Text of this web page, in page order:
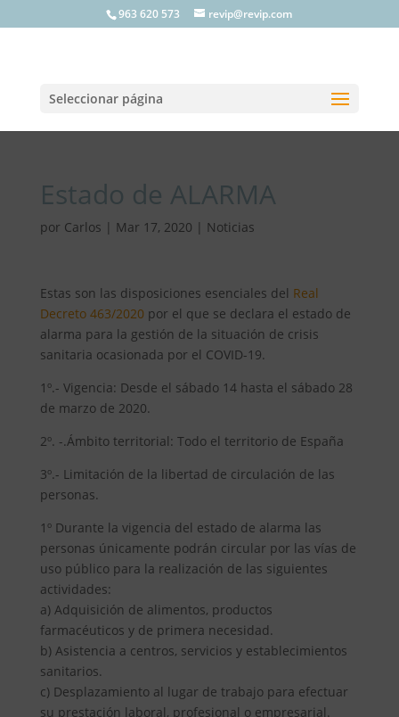
963 620 573 revip@revip.com
Seleccionar página
Estado de ALARMA
por Carlos | Mar 17, 2020 | Noticias
Estas son las disposiciones esenciales del Real
Decreto 463/2020 por el que se declara el estado de
alarma para la gestión de la situación de crisis
sanitaria ocasionada por el COVID-19.
1º.- Vigencia: Desde el sábado 14 hasta el sábado 28
de marzo de 2020.
2º. -.Ámbito territorial: Todo el territorio de España
3º.- Limitación de la libertad de circulación de las
personas.
1º Durante la vigencia del estado de alarma las
personas únicamente podrán circular por las vías de
uso público para la realización de las siguientes
actividades:
a) Adquisición de alimentos, productos
farmacéuticos y de primera necesidad.
b) Asistencia a centros, servicios y establecimientos
sanitarios.
c) Desplazamiento al lugar de trabajo para efectuar
su prestación laboral, profesional o empresarial.